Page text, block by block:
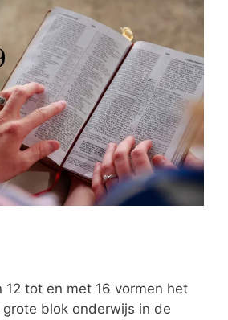
12 tot en met 16 vormen het
blok onderwijs in de